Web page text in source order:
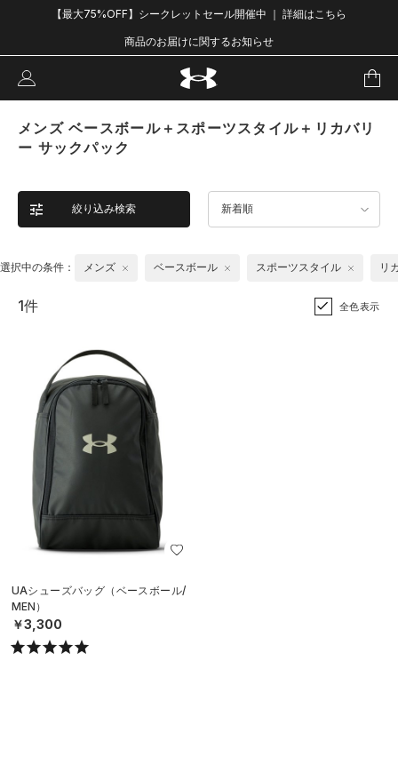
【最大75%OFF】シークレットセール開催中 ｜ 詳細はこちら
商品のお届けに関するお知らせ
メンズ ベースボール＋スポーツスタイル＋リカバリ
ー サックパック
絞り込み検索 新着順
選択中の条件： メンズ ベースボール スポーツスタイル リ
1件 全色表示
UAシューズバッグ（ベースボール/
MEN）
￥3,300